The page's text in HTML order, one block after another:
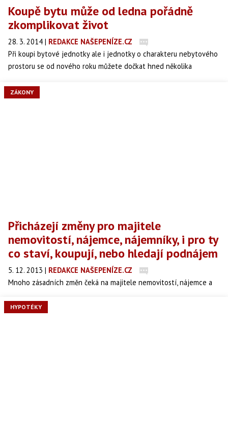
Koupě bytu může od ledna pořádně
zkomplikovat život
28. 3. 2014 | REDAKCE NAŠEPENÍZE.CZ
Při koupi bytové jednotky ale i jednotky o charakteru nebytového
prostoru se od nového roku můžete dočkat hned několika
život. Mezi nejznámější problémy se řadí dluhy původního majitele,
ZÁKONY
Přicházejí změny pro majitele
nemovitostí, nájemce, nájemníky, i pro ty
co staví, koupují, nebo hledají podnájem
5. 12. 2013 | REDAKCE NAŠEPENÍZE.CZ
Mnoho zásadních změn čeká na majitele nemovitostí, nájemce a
nebo hledají podnájem. Od nového roku začne platit nový
HYPOTÉKY